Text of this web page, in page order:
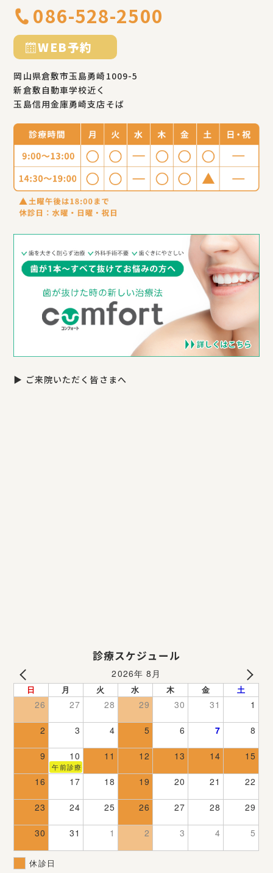
086-528-2500
WEB予約
岡山県倉敷市玉島勇崎1009-5
新倉敷自動車学校近く
玉島信用金庫勇崎支店そば
▶ ご来院いただく皆さまへ
診療スケジュール
2026年 8月
日 月 火 水 木 金 土
26 27 28 29 30 31 1
2 3 4 5 6 7 8
9 10 11 12 13 14 15
午前診療(午後休診）
16 17 18 19 20 21 22
23 24 25 26 27 28 29
30 31 1 2 3 4 5
休診日